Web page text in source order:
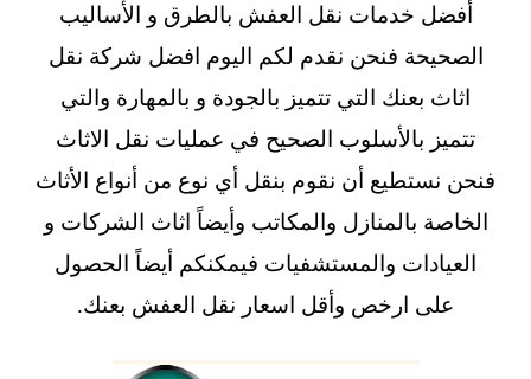
أفضل خدمات نقل العفش بالطرق و الأساليب
الصحيحة فنحن نقدم لكم اليوم افضل شركة نقل
اثاث بعنك التي تتميز بالجودة و بالمهارة والتي
تتميز بالأسلوب الصحيح في عمليات نقل الاثاث
فنحن نستطيع أن نقوم بنقل أي نوع من أنواع الأثاث
الخاصة بالمنازل والمكاتب وأيضاً اثاث الشركات و
العيادات والمستشفيات فيمكنكم أيضاً الحصول
على ارخص وأقل اسعار نقل العفش بعنك.